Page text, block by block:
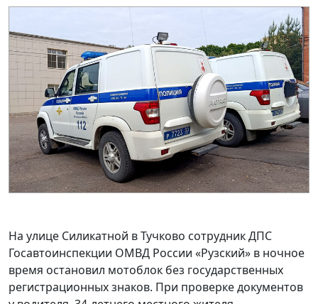
На улице Силикатной в Тучково сотрудник ДПС
Госавтоинспекции ОМВД России «Рузский» в ночное
время остановил мотоблок без государственных
регистрационных знаков. При проверке документов